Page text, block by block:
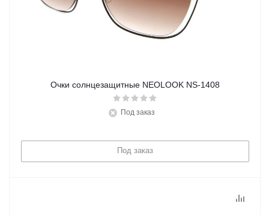
Очки солнцезащитные NEOLOOK NS-1408
Под заказ
Под заказ